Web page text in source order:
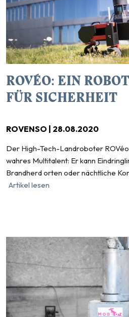
ROVÉO: EIN
FÜR SICHERHEIT
ROVENSO | 28.08.2020
Der High-Tech-Landroboter ROVéo
wahres Multitalent: Er kann
Brandherd orten oder nächtliche
Artikel lesen